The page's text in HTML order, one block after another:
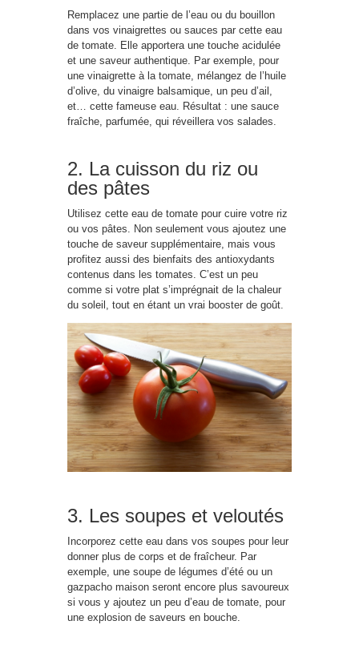
Remplacez une partie de l’eau ou du bouillon
dans vos vinaigrettes ou sauces par cette eau
de tomate. Elle apportera une touche acidulée
et une saveur authentique. Par exemple, pour
une vinaigrette à la tomate, mélangez de l’huile
d’olive, du vinaigre balsamique, un peu d’ail,
et… cette fameuse eau. Résultat : une sauce
fraîche, parfumée, qui réveillera vos salades.
2. La cuisson du riz ou
des pâtes
Utilisez cette eau de tomate pour cuire votre riz
ou vos pâtes. Non seulement vous ajoutez une
touche de saveur supplémentaire, mais vous
profitez aussi des bienfaits des antioxydants
contenus dans les tomates. C’est un peu
comme si votre plat s’imprégnait de la chaleur
du soleil, tout en étant un vrai booster de goût.
3. Les soupes et veloutés
Incorporez cette eau dans vos soupes pour leur
donner plus de corps et de fraîcheur. Par
exemple, une soupe de légumes d’été ou un
gazpacho maison seront encore plus savoureux
si vous y ajoutez un peu d’eau de tomate, pour
une explosion de saveurs en bouche.